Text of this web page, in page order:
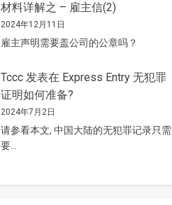
材料详解之 – 雇主信(2)
2024年12月11日
雇主声明需要盖公司的公章吗？
Tccc发表在 Express Entry 无犯罪
证明如何准备?
2024年7月2日
请参看本文, 中国大陆的无犯罪记录只需
要…